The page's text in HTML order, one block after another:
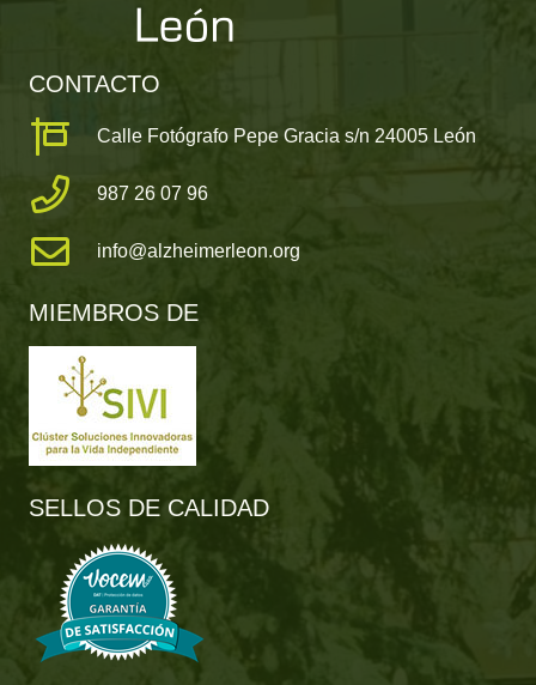
CONTACTO
Calle Fotógrafo Pepe Gracia s/n 24005 León
987 26 07 96
info@alzheimerleon.org
MIEMBROS DE
SELLOS DE CALIDAD